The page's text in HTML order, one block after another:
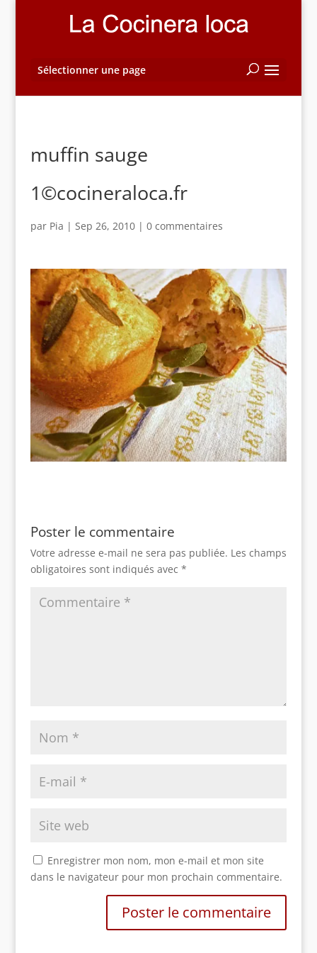
Sélectionner une page
muffin sauge
1©cocineraloca.fr
par Pia | Sep 26, 2010| 0 commentaires
Poster le commentaire
Votre adresse e-mail ne sera pas publiée. Les champs
obligatoires sont indiqués avec *
Enregistrer mon nom, mon e-mail et mon site
dans le navigateur pour mon prochain commentaire.